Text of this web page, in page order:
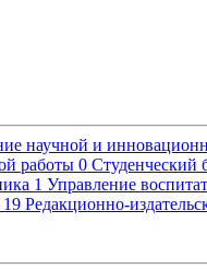
научной и
работы 0 Студенческий
1 Управление
19 Редакционно-